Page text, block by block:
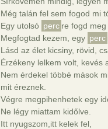
Még talán fel sem fogod mi
Egy utolsó perc re fogd meg
Megfogtad kezem, egy perc
Lásd az élet kicsiny, rövid,
Érzékeny lelkem volt, kevés
Nem érdekel többé mások
mit éreznek.
Végre megpihenhetek egy
Ne légy miattam kidőlve.
Itt nyugszom,itt kelek fel,